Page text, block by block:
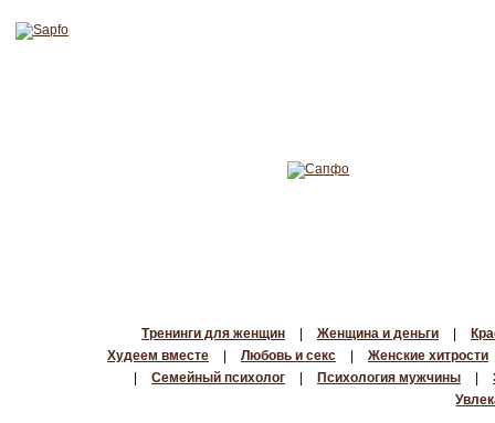
Тренинги для женщин Женщина и деньги
Худеем вместе
Любовь и секс
Женские хитрости
Семейный психолог Психология мужчины